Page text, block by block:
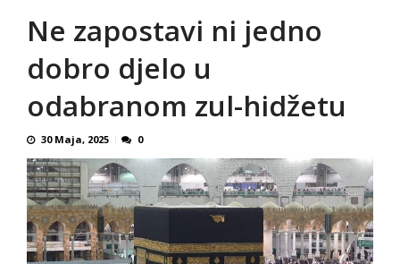
Ne zapostavi ni jedno
dobro djelo u
odabranom zul-hidžetu
30 Maja, 2025 0